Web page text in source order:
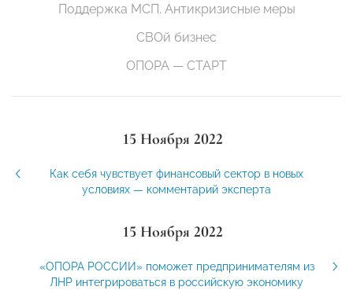
Поддержка МСП. Антикризисные меры
СВОй бизнес
ОПОРА — СТАРТ
15 Ноября 2022
Как себя чувствует финансовый сектор в новых
условиях — комментарий эксперта
15 Ноября 2022
«ОПОРА РОССИИ» поможет предпринимателям из
ЛНР интегрироваться в российскую экономику